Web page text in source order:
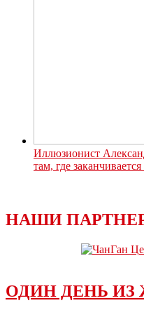
Иллюзионист
там, где
НАШИ
ОДИН ДЕНЬ ИЗ